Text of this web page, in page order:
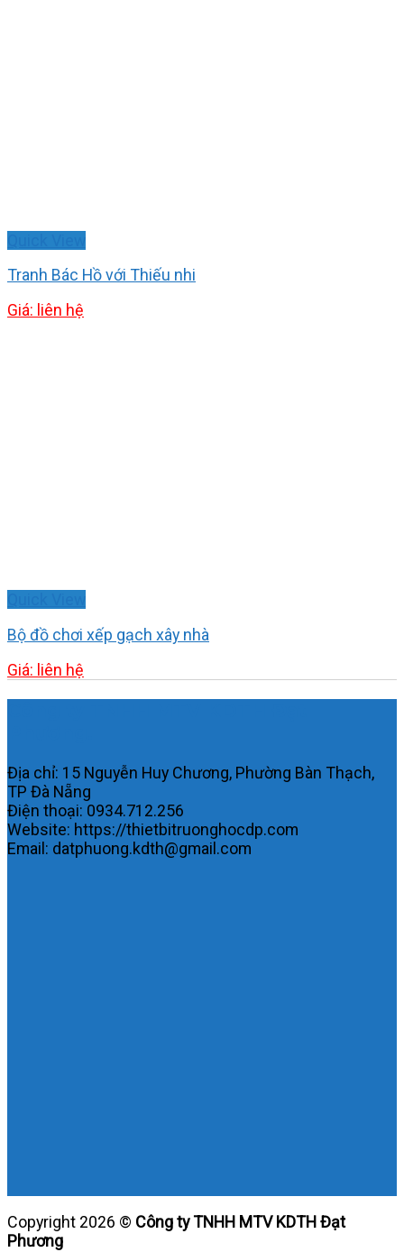
Tranh Bác Hồ với Thiếu nhi
Giá: liên hệ
Bộ đồ chơi xếp gạch xây nhà
Giá: liên hệ
Địa chỉ: 15 Nguyễn Huy Chương, Phường Bàn Thạch,
TP Đà Nẵng
Điện thoại: 0934.712.256
Website: https://thietbitruonghocdp.com
Email: datphuong.kdth@gmail.com
Copyright 2026 © Công ty TNHH MTV KDTH Đạt
Phương